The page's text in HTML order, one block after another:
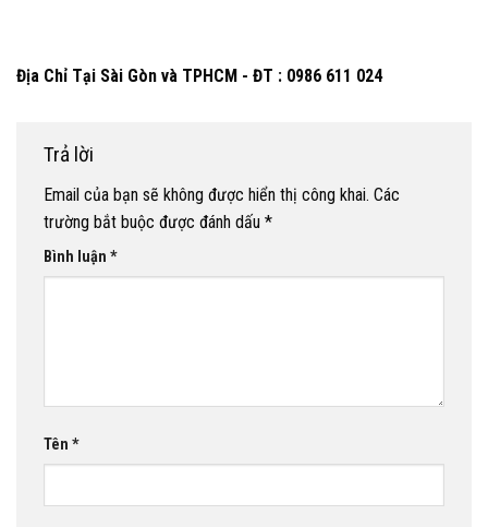
Địa Chỉ Tại Sài Gòn và TPHCM - ĐT : 0986 611 024
Trả lời
Email của bạn sẽ không được hiển thị công khai. Các
trường bắt buộc được đánh dấu *
Bình luận *
Tên *